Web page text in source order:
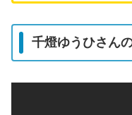
千燈ゆうひさん